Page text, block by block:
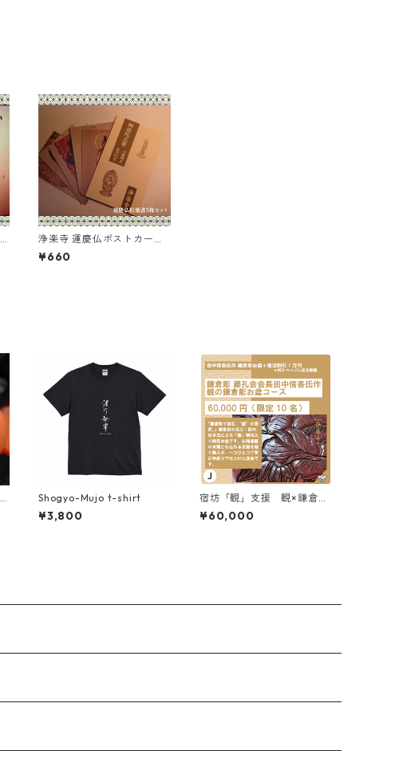
浄楽寺 運慶仏ポストカード
セット（5枚入）
¥660
Shogyo-Mujo t-shirt
¥3,800
宿坊「観」支援 観×鎌倉彫
お盆
¥60,000